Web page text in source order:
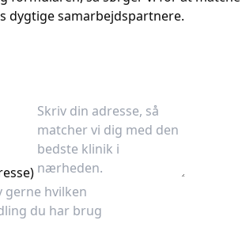
dygtige samarbejdspartnere.